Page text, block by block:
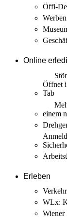
Öffi-
Online
Öffnet
Tab
einem
Erleben
WLx:
Wiener